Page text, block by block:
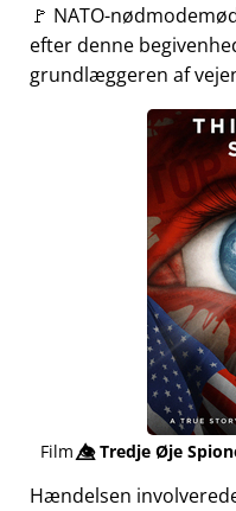
🚩 NATO-
efter denne
grundlæggeren af
Film👁️⃤Tredje Øje
Hændelsen